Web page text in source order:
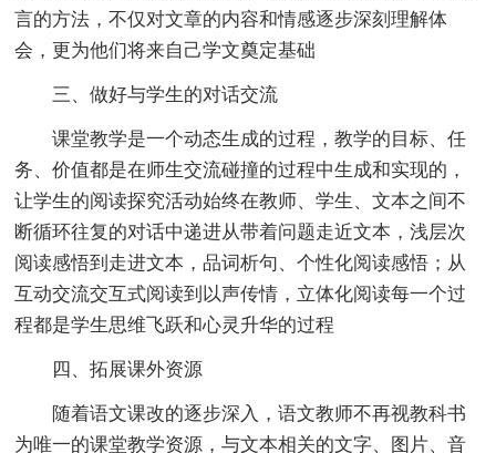
言的方法，不仅对文章的内容和情感逐步深刻理解体
会，更为他们将来自己学文奠定基础
三、做好与学生的对话交流
课堂教学是一个动态生成的过程，教学的目标、任
务、价值都是在师生交流碰撞的过程中生成和实现的，
让学生的阅读探究活动始终在教师、学生、文本之间不
断循环往复的对话中递进从带着问题走近文本，浅层次
阅读感悟到走进文本，品词析句、个性化阅读感悟；从
互动交流交互式阅读到以声传情，立体化阅读每一个过
程都是学生思维飞跃和心灵升华的过程
四、拓展课外资源
随着语文课改的逐步深入，语文教师不再视教科书
为唯一的课堂教学资源，与文本相关的文字、图片、音